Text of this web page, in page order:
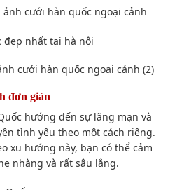
ảnh cưới hàn quốc ngoại cảnh
cưới hàn quốc ngoại cảnh (2)
đơn giản
hướng đến sự lãng mạn và
tình yêu theo một cách riêng.
xu hướng này, bạn có thể cảm
nhàng và rất sâu lắng.